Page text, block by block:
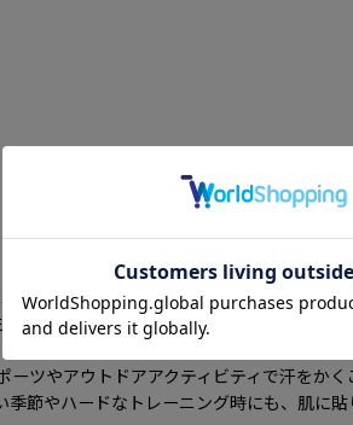
タイルを兼ね備えた必需品です。これら
愛するチームを応援する気持ちを表現で
ツやアウトドアアクティビティで汗をか
節やハードなトレーニング時にも、肌に